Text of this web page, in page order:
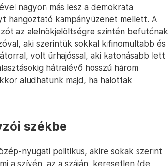
nagyon más lesz a demokrata
hangoztató kampányüzenet mellett. A
az alelnökjelöltségre szintén befutónak
aki szerintük sokkal kifinomultabb és
volt űrhajóssal, aki katonásabb lett
hátralévő hosszú három
aludhatunk majd, ha halottak
székbe
nyugati politikus, akire sokak szerint
a szívén, az a száján, keresetlen (de